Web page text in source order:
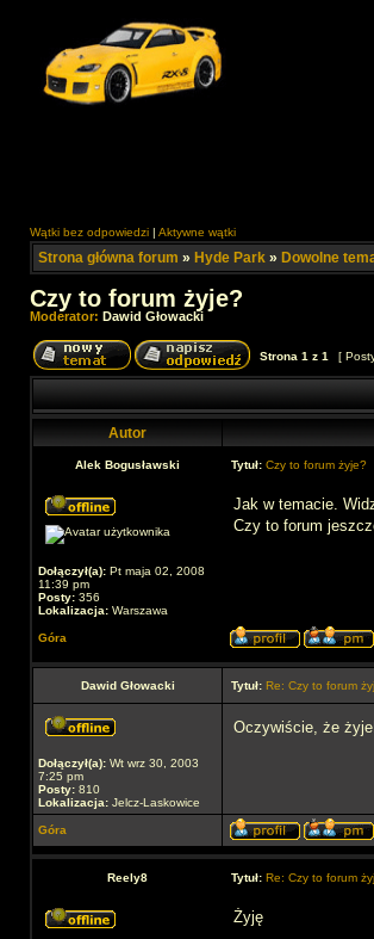
Wątki bez odpowiedzi | Aktywne wątki
Strona główna forum » Hyde Park » Dowolne
Czy to forum żyje?
Moderator: Dawid Głowacki
Strona 1 z 1 [
Autor
Alek Bogusławski Tytuł: Czy to forum żyje?
Dołączył(a): Pt maja 02, 2008
11:39 pm
Posty: 356
Lokalizacja: Warszawa
Jak w temacie.
Czy to forum
Góra
Dawid Głowacki Tytuł: Re: Czy to forum
Dołączył(a): Wt wrz 30, 2003
7:25 pm
Posty: 810
Lokalizacja: Jelcz-Laskowice
Oczywiście, że
Góra
Reely8 Tytuł: Re: Czy to forum
Żyję